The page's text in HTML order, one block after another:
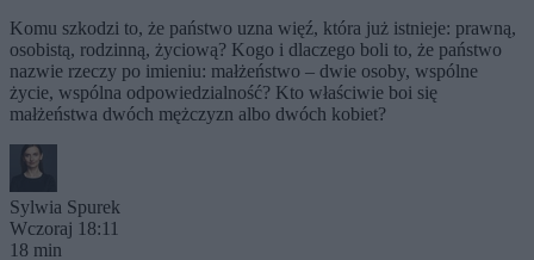
Komu szkodzi to, że państwo uzna więź, która już istnieje: prawną,
osobistą, rodzinną, życiową? Kogo i dlaczego boli to, że państwo
nazwie rzeczy po imieniu: małżeństwo – dwie osoby, wspólne
życie, wspólna odpowiedzialność? Kto właściwie boi się
małżeństwa dwóch mężczyzn albo dwóch kobiet?
Sylwia Spurek
Wczoraj 18:11
18 min